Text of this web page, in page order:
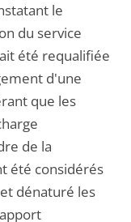
le
du service
été requalifiée
d'une
que les
de la
été considérés
dénaturé les